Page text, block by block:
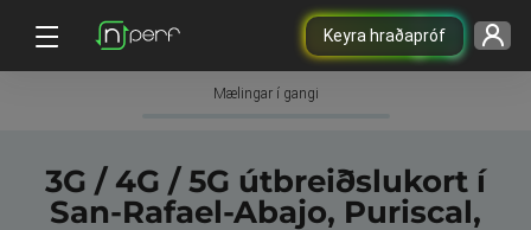
Keyra hraðapróf
Mælingar í gangi
3G / 4G / 5G útbreiðslukort í
San-Rafael-Abajo, Puriscal,